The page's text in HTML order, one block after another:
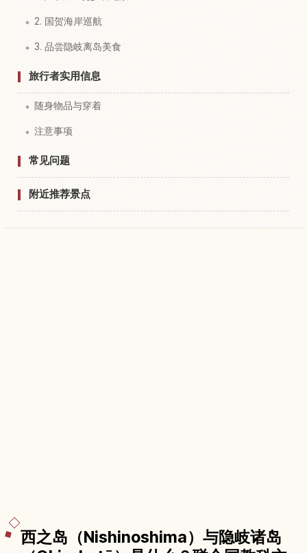
2. 国贺海岸巡航
3. 品尝隐岐离岛美食
旅行者实用信息
随身物品与穿着
注意事项
常见问题
附近推荐景点
西之岛（Nishinoshima）与隐岐诸岛